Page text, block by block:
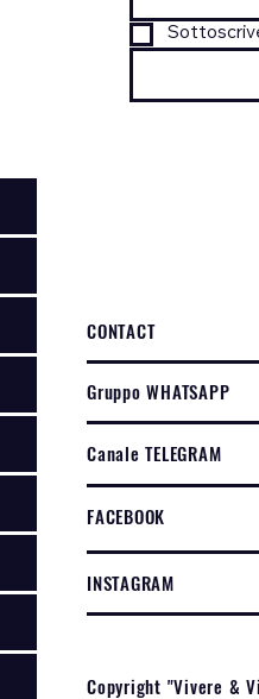
CONTACT
Gruppo WHATSAPP
Canale TELEGRAM
FACEBOOK
INSTAGRAM
Copyright "Vivere &